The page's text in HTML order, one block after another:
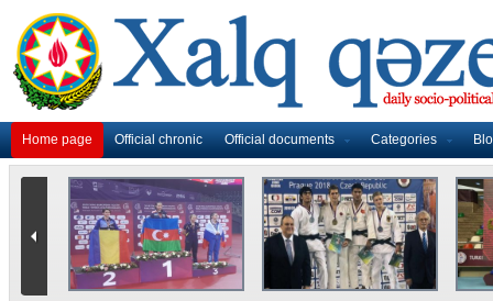
Home page Official chronic Official documents Categories